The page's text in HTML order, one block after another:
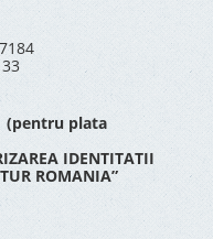
(pentru plata
IDENTITATII
ROMANIA”